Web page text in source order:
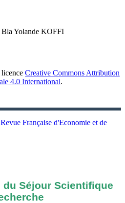
Yolande KOFFI
Creative Commons Attribution
4.0 International.
Française d'Economie et de
Séjour Scientifique